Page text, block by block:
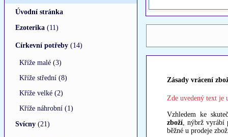
Úvodní stránka
Ezoterika (11)
Církevní potřeby (14)
Kříže malé (3)
Kříže střední (8)
Kříže velké (2)
Kříže náhrobní (1)
Svícny (21)
Zásady vrácení
Zde uvedený text je
Vzhledem ke
zboží , nýbrž vyrábí
běžné u prodeje